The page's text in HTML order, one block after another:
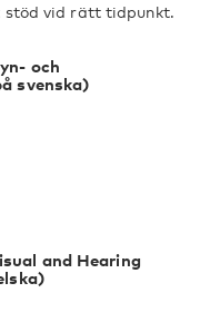
stöd vid rätt tidpunkt.
och
svenska)
and Hearing